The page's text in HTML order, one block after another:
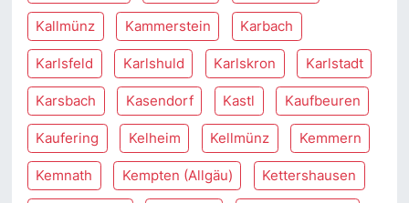
Kallmünz Kammerstein Karbach
Karlsfeld Karlshuld Karlskron Karlstadt
Karsbach Kasendorf Kastl Kaufbeuren
Kaufering Kelheim Kellmünz Kemmern
Kemnath Kempten (Allgäu) Kettershausen